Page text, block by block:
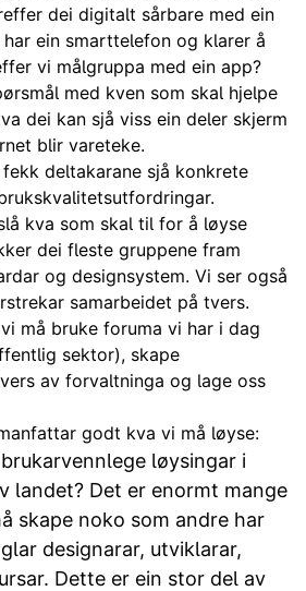
dei digitalt sårbare med ein
ein smarttelefon og klarer å
vi målgruppa med ein app?
med kven som skal hjelpe
dei kan sjå viss ein deler skjerm
blir vareteke.
deltakarane sjå konkrete
kva som skal til for å løyse
dei fleste gruppene fram
og designsystem. Vi ser også
samarbeidet på tvers.
må bruke foruma vi har i dag
sektor), skape
av forvaltninga og lage oss
godt kva vi må løyse:
løysingar i
landet? Det er enormt mange
skape noko som andre har
designarar, utviklarar,
Dette er ein stor del av